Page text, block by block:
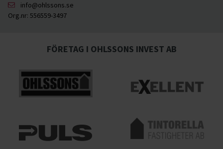
info@ohlssons.se
Org.nr: 556559-3497
FÖRETAG I OHLSSONS INVEST AB